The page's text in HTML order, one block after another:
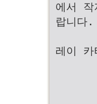
에서
랍니다.
레이 카